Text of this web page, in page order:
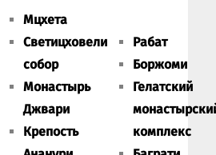
Мцхета
Светицховели
собор
Монастырь
Джвари
Крепость
Рабат
Боржоми
Гелатский
комплекс